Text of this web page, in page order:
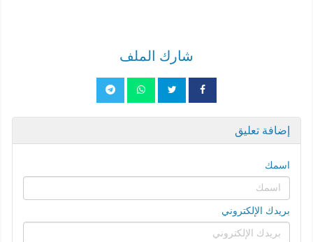
شارك الملف
إضافة تعليق
اسمك
بريدك الإلكتروني